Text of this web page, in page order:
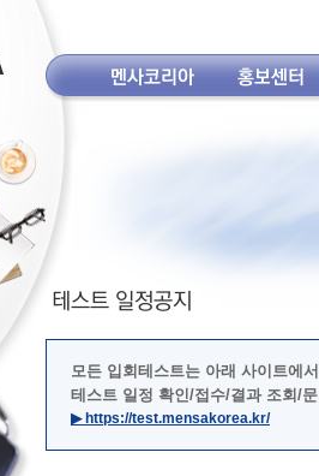
모든 입회테스트는 아래 사이트에
테스트 일정 확인/접수/결과 조회/
▶ https://test.mensakorea.kr/